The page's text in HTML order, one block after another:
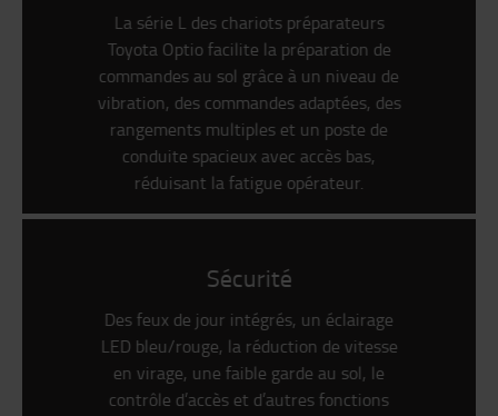
La série L des chariots préparateurs
Toyota Optio facilite la préparation de
commandes au sol grâce à un niveau de
vibration, des commandes adaptées, des
rangements multiples et un poste de
conduite spacieux avec accès bas,
réduisant la fatigue opérateur.
Sécurité
Des feux de jour intégrés, un éclairage
LED bleu/rouge, la réduction de vitesse
en virage, une faible garde au sol, le
contrôle d’accès et d’autres fonctions